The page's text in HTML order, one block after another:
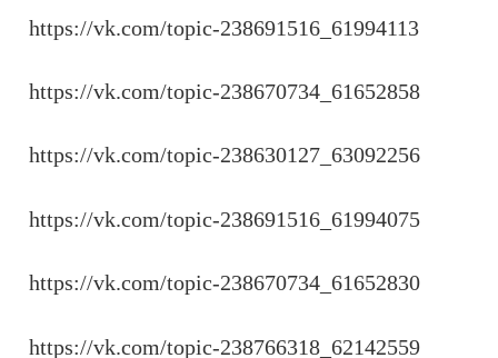
https://vk.com/topic-238691516_61994113
https://vk.com/topic-238670734_61652858
https://vk.com/topic-238630127_63092256
https://vk.com/topic-238691516_61994075
https://vk.com/topic-238670734_61652830
https://vk.com/topic-238766318_62142559